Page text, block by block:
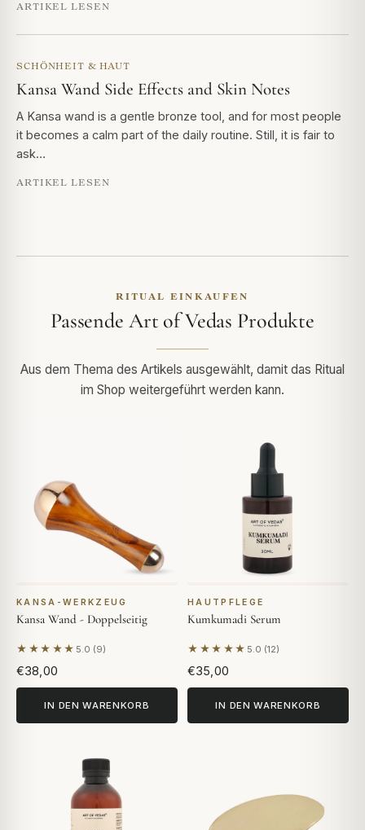
ARTIKEL LESEN
SCHÖNHEIT & HAUT
Kansa Wand Side Effects and Skin Notes
A Kansa wand is a gentle bronze tool, and for most people
it becomes a calm part of the daily routine. Still, it is fair to
ask…
ARTIKEL LESEN
RITUAL EINKAUFEN
Passende Art of Vedas Produkte
Aus dem Thema des Artikels ausgewählt, damit das Ritual
im Shop weitergeführt werden kann.
KANSA-WERKZEUG
Kansa Wand - Doppelseitig
★★★★★ 5.0 (9)
Basierend auf 9 Bewertungen
€38,00
IN DEN WARENKORB
HAUTPFLEGE
Kumkumadi Serum
★★★★★ 5.0 (12)
Basierend auf 12
€35,00
IN DEN WARENKORB